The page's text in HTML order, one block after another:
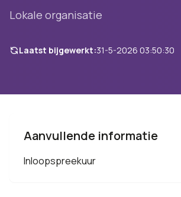
Lokale organisatie
Laatst bijgewerkt:31-5-2026 03:50:30
Aanvullende informatie
Inloopspreekuur